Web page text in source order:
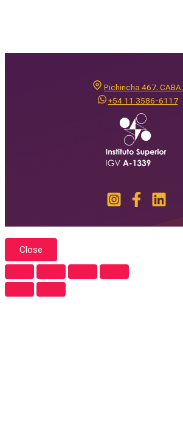
Pichincha 467. CABA.
+54 11 3586-6117
Close